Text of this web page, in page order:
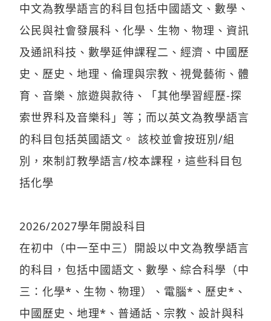
公民與社會發展科、化學、生物、物理、資訊
及通訊科技、數學延伸課程二、經濟、中國歷
史、歷史、地理、倫理與宗教、視覺藝術、體
育、音樂、旅遊與款待、「其他學習經歷-探
索世界科及音樂科」等；而以英文為教學語言
的科目包括英國語文。 該校並會按班別/組
別，來制訂教學語言/校本課程，這些科目包
括化學
在初中（中一至中三）開設以中文為教學語言
的科目，包括中國語文、數學、綜合科學（中
三：化學*、生物、物理）、電腦*、歷史*、
中國歷史、地理*、普通話、宗教、設計與科
技*、科技與生活*、視覺藝術*、音樂*、體